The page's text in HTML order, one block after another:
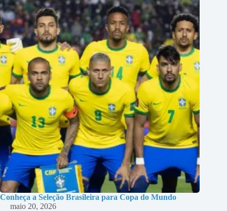
Conheça a Seleção Brasileira para Copa do Mundo
maio 20, 2026